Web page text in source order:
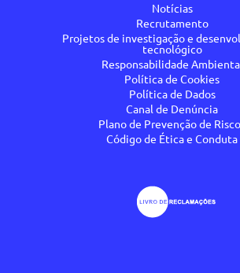
Notícias
Recrutamento
Projetos de investigação e
tecnológico
Responsabilidade
Política de Cookies
Política de Dados
Canal de Denúncia
Plano de Prevenção de
Código de Ética e Conduta